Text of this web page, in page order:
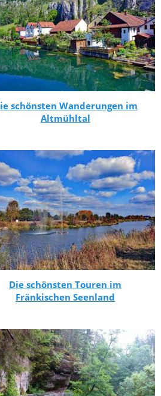
schönsten Wanderungen im
Altmühltal
Die schönsten Touren im
Fränkischen Seenland